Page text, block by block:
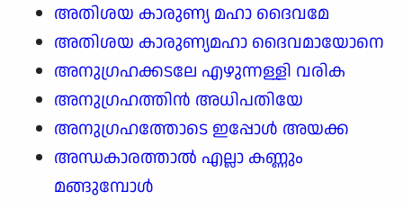
അതിശയ കാരുണ്യ മഹാ ദൈവമേ
അതിശയ കാരുണ്യമഹാ ദൈവമായോനെ
അനുഗ്രഹക്കടലേ എഴുന്നള്ളി വരിക
അനുഗ്രഹത്തിൻ അധിപതിയേ
അനുഗ്രഹത്തോടെ ഇപ്പോൾ അയക്ക
അന്ധകാരത്താൽ എല്ലാ കണ്ണും
മങ്ങുമ്പോൾ